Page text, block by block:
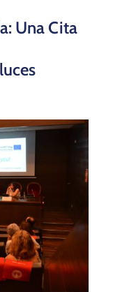
Una Cita